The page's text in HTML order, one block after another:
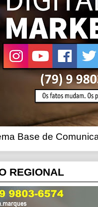
Base de
REGIONAL